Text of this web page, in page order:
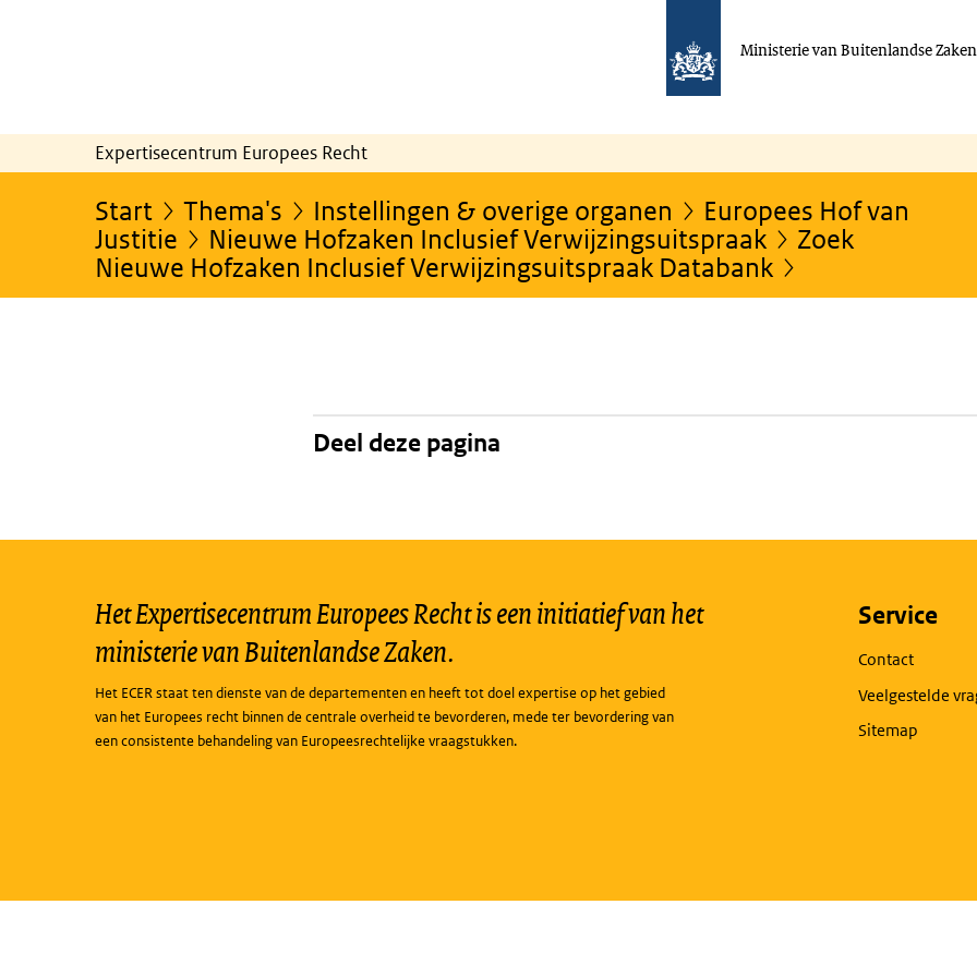
Ministerie van Buitenlandse Zaken
Expertisecentrum Europees Recht
Start Thema's Instellingen & overige organen
Europees Hof van
Justitie
Nieuwe Hofzaken Inclusief Verwijzingsuitspraak
Zoek
Nieuwe Hofzaken Inclusief Verwijzingsuitspraak Databank
Deel deze pagina
Het Expertisecentrum Europees Recht is een initiatief van het
ministerie van Buitenlandse Zaken.
Het ECER staat ten dienste van de departementen en heeft tot doel expertise op het gebied
van het Europees recht binnen de centrale overheid te bevorderen, mede ter bevordering van
een consistente behandeling van Europeesrechtelijke vraagstukken.
Service
Contact
Veelgestelde
Sitemap